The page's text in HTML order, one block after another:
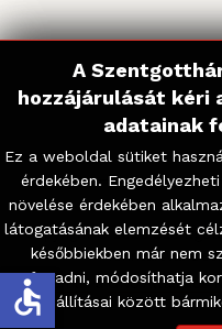
A
hozzájárulását kéri
adatainak
Ez a weboldal sütiket
érdekében.
növelése érdekében
látogatásának elemzését
későbbiekben már nem
fogadni, módosíthatja
sütibeállításai között
A
hozzájárulását kéri
adatainak
Ez a weboldal sütiket
érdekében.
növelése érdekében
látogatásának elemzését
későbbiekben már nem
fogadni, módosíthatja
sütibeállításai között
Copyright © 2026
fenntartva.
A
Joomla! aGNU Általános
accessible